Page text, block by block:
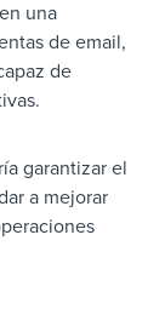
una
de email,
de
garantizar el
a mejorar